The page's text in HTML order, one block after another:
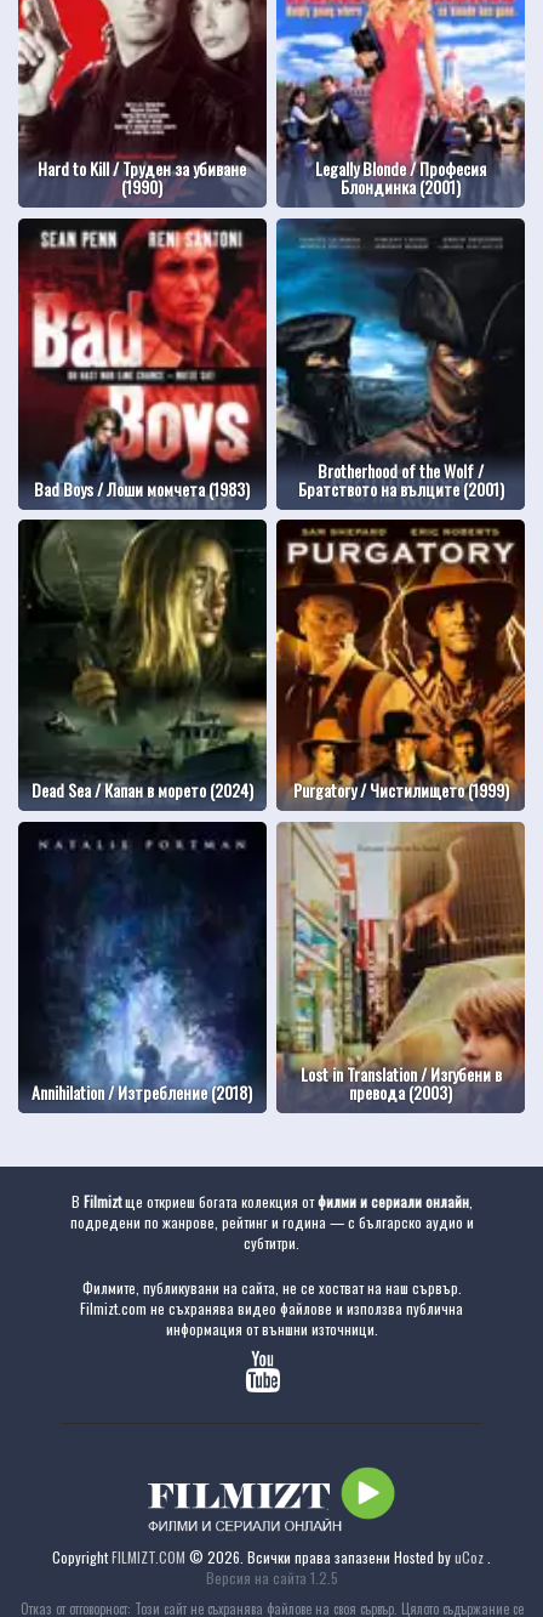
Hard to Kill / Труден за убиване
(1990)
Legally Blonde / Професия
Блондинка (2001)
Bad Boys / Лоши момчета (1983)
Brotherhood of the Wolf /
Братството на вълците (2001)
Dead Sea / Капан в морето (2024) Purgatory / Чистилището (1999)
Annihilation / Изтребление (2018)
Lost in Translation / Изгубени в
превода (2003)
В Filmiztще откриеш богата колекция отфилми и сериали онлайн,
подредени по жанрове, рейтинг и година — с българско аудио и
субтитри.
Филмите, публикувани на сайта, не се хостват на наш сървър.
Filmizt.com не съхранява видео файлове и използва публична
информация от външни източници.
CopyrightFILMIZT.COM © 2026. Всички права запазени Hosted byuCoz
Версия на сайта 1.2.5
Отказ от отговорност: Този сайт не съхранява файлове на своя сървър. Цялото съдържание се